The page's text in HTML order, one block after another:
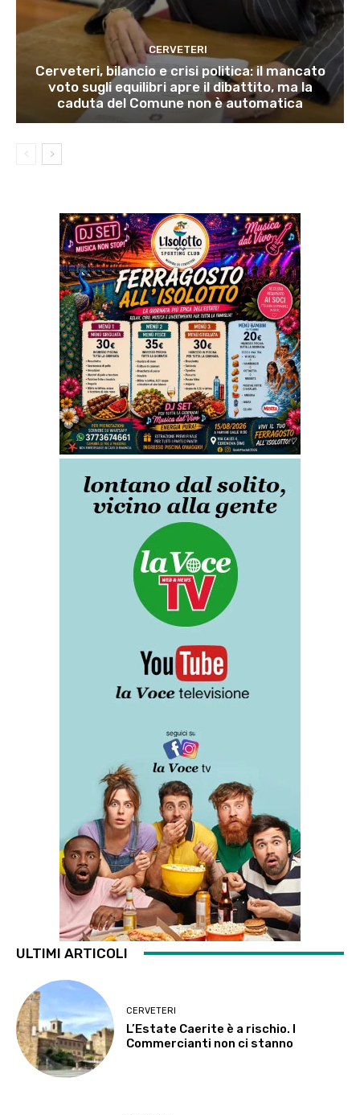
CERVETERI
Cerveteri, bilancio e crisi politica: il mancato
voto sugli equilibri apre il dibattito, ma la
caduta del Comune non è automatica
ULTIMI ARTICOLI
CERVETERI
L’Estate Caerite è a rischio. I
Commercianti non ci stanno